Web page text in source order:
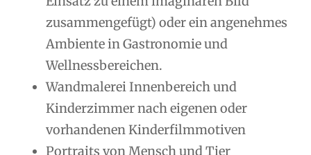
zusammengefügt) oder ein angenehmes
Ambiente in Gastronomie und
Wellnessbereichen.
Wandmalerei Innenbereich und
Kinderzimmer nach eigenen oder
vorhandenen Kinderfilmmotiven
Portraits von Mensch und Tier